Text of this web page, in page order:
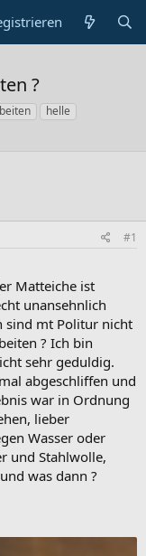
?
helle
#1
Matteiche ist
unansehnlich
sind mt Politur nicht
? Ich bin
sehr geduldig.
abgeschliffen und
war in Ordnung
lieber
Wasser oder
und Stahlwolle,
was dann ?